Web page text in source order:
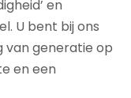
en
U bent bij ons
van generatie op
en een